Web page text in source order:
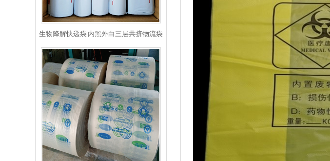
生物降解快递袋 内黑外白三层共挤物流袋
玉米淀粉可降解筒膜 制袋膜 蓝色单面印刷